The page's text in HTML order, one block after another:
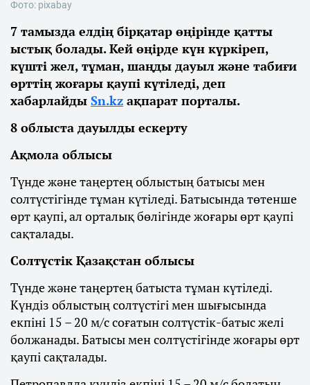
Фото: pixabay
7 тамызда елдің бірқатар өңірінде қатты
ыстық болады. Кей өңірде күн күркіреп,
күшті жел, тұман, шаңды дауыл және табиғи
өрттің жоғары қаупі күтіледі, деп
хабарлайды Sn.kz ақпарат порталы.
8 облыста дауылды ескерту
Ақмола облысы
Түнде және таңертең облыстың батысы мен
солтүстігінде тұман күтіледі. Батысында төтенше
өрт қаупі, ал орталық бөлігінде жоғары өрт қаупі
сақталады.
Солтүстік Қазақстан облысы
Түнде және таңертең батыста тұман күтіледі.
Күндіз облыстың солтүстігі мен шығысында
екпіні 15 – 20 м/с соғатын солтүстік-батыс желі
болжанады. Батысы мен солтүстігінде жоғары өрт
қаупі сақталады.